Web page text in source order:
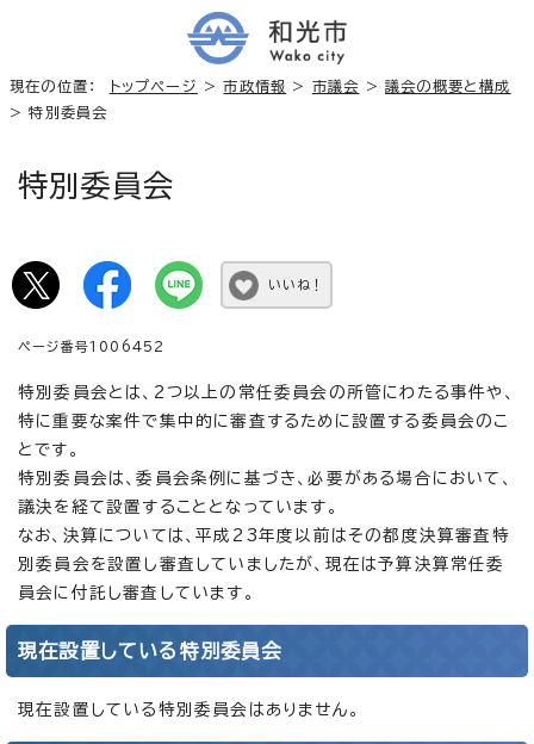
現在の位置： トップページ >市政情報 > 市議会 >議会の概要と構成
> 特別委員会
特別委員会
いいね！
ページ番号1006452
特別委員会とは、2つ以上の常任委員会の所管にわたる事件や、
特に重要な案件で集中的に審査するために設置する委員会のこ
とです。
特別委員会は、委員会条例に基づき、必要がある場合において、
議決を経て設置することとなっています。
なお、決算については、平成23年度以前はその都度決算審査特
別委員会を設置し審査していましたが、現在は予算決算常任委
員会に付託し審査しています。
現在設置している特別委員会
現在設置している特別委員会はありません。